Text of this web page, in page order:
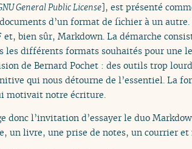
General Public License], est présenté
d’un format de fichier à un
et, bien sûr, Markdown. La démarche
les différents formats souhaités pour une
de Bernard Pochet : des outils trop
qui nous détourne de l’essentiel. La
motivait notre écriture.
donc l’invitation d’essayer le duo
un livre, une prise de notes, un courrier